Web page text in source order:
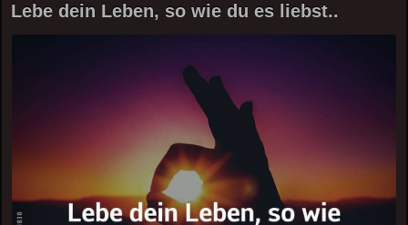
Lebe dein Leben, so wie du es liebst..